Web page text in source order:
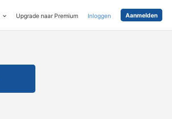
Upgrade naar Premium Inloggen Aanmelden